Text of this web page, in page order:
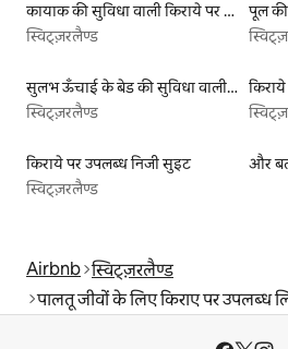
कायाक की सुविधा वाली किराये पर उपलब्ध लिस्टिंग
स्विट्ज़रलैण्ड
सुलभ ऊँचाई के बेड की सुविधा वाली किराये पर उपलब्ध लिस्टिंग
स्विट्ज़रलैण्ड
किराये पर उपलब्ध निजी सुइट
स्विट्ज़रलैण्ड
और
Airbnb स्विट्ज़रलैण्ड
पालतू जीवों के लिए किराए पर उपलब्ध